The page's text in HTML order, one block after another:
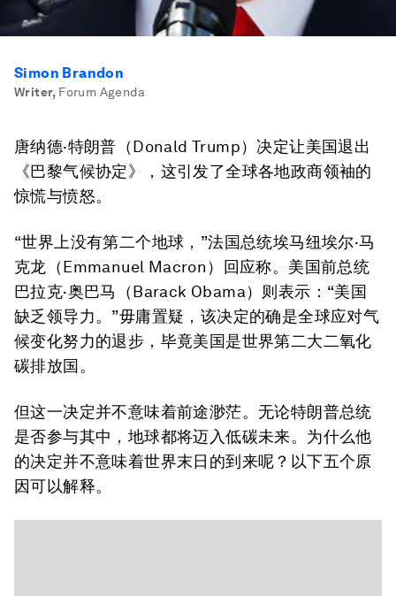
Simon Brandon
Writer, Forum Agenda
唐纳德·特朗普（Donald Trump）决定让美国退出
《巴黎气候协定》，这引发了全球各地政商领袖的
惊慌与愤怒。
“世界上没有第二个地球，”法国总统埃马纽埃尔·马
克龙（Emmanuel Macron）回应称。美国前总统
巴拉克·奥巴马（Barack Obama）则表示：“美国
缺乏领导力。”毋庸置疑，该决定的确是全球应对气
候变化努力的退步，毕竟美国是世界第二大二氧化
碳排放国。
但这一决定并不意味着前途渺茫。无论特朗普总统
是否参与其中，地球都将迈入低碳未来。为什么他
的决定并不意味着世界末日的到来呢？以下五个原
因可以解释。